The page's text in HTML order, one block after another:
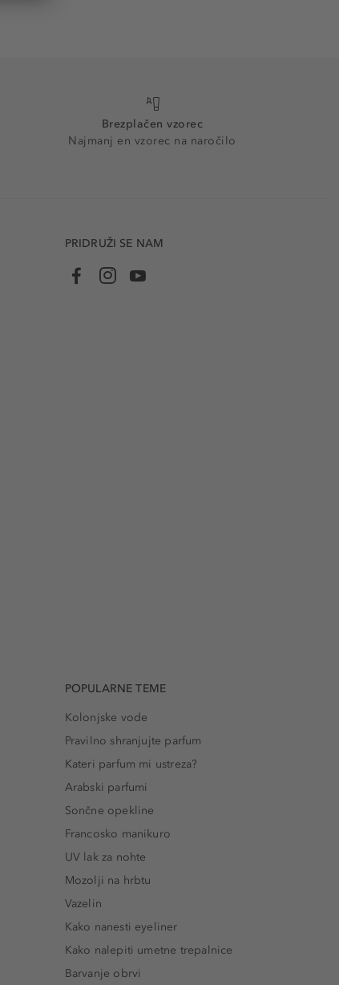
Brezplačen vzorec
Najmanj en vzorec na naročilo
PRIDRUŽI SE NAM
POPULARNE TEME
Kolonjske vode
Pravilno shranjujte parfum
Kateri parfum mi ustreza?
Arabski parfumi
Sončne opekline
Francosko manikuro
UV lak za nohte
Mozolji na hrbtu
Vazelin
Kako nanesti eyeliner
Kako nalepiti umetne trepalnice
Barvanje obrvi